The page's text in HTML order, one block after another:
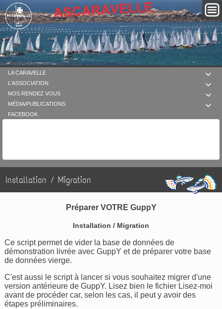

LA CARAVELLE

L'ASSOCIATION

NOS RENDEZ VOUS

MÉDIA/PUBLICATIONS
FACEBOOK
Installation / Migration
Préparer VOTRE GuppY
Installation / Migration
Ce script permet de vider la base de données de
démonstration livrée avec GuppY et de préparer votre base
de données vierge.
C'est aussi le script à lancer si vous souhaitez migrer d'une
version antérieure de GuppY. Lisez bien le fichier Lisez-moi
avant de procéder car, selon les cas, il peut y avoir des
étapes préliminaires.